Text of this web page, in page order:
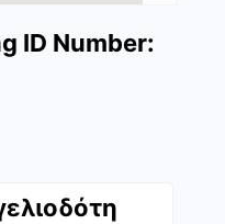
ID Number: